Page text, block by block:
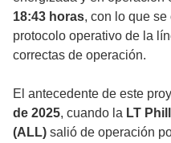
18:43 horas, con lo que se
protocolo operativo de la
correctas de operación.
El antecedente de este
de 2025, cuando la LT
(ALL) salió de operación